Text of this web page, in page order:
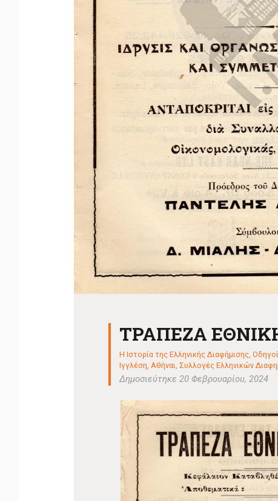
ΤΡΑΠΕΖΑ
Η Ιστορία της Ελληνικής Διαφήμισης ,Οδηγοί
Ιγγλέση, Αθήναι ,Συλλογές Ελληνικών
Δημοσιεύτηκε 20 Φεβρουαρίου, 2024